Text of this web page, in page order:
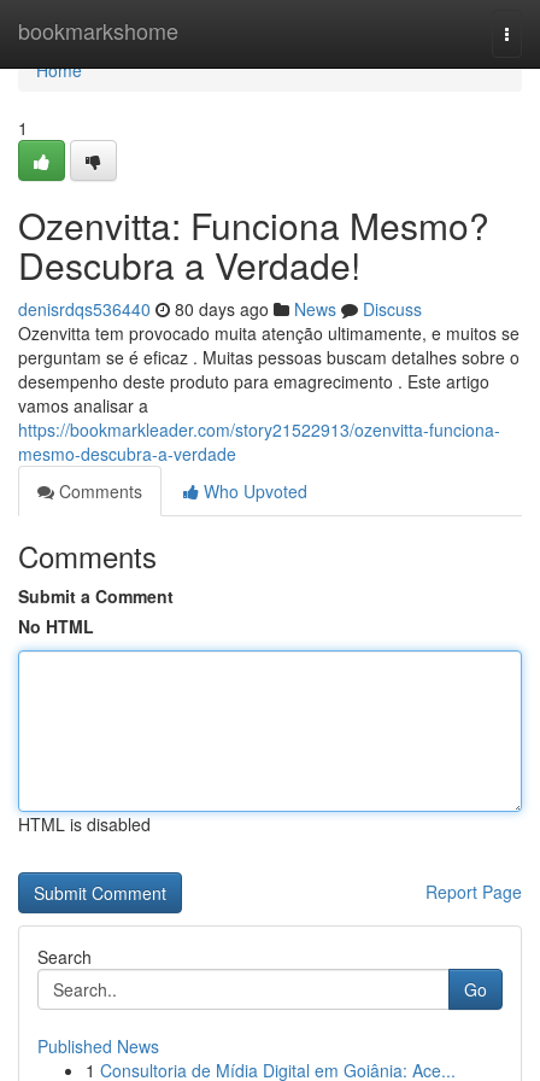
bookmarkshome
Home
Home
1
Ozenvitta: Funciona Mesmo?
Descubra a Verdade!
denisrdqs536440 80 days ago News
Discuss
Ozenvitta tem provocado muita atenção ultimamente, e muitos se
perguntam se é eficaz . Muitas pessoas buscam detalhes sobre o
desempenho deste produto para emagrecimento . Este artigo
vamos analisar a
https://bookmarkleader.com/story21522913/ozenvitta-funciona-
mesmo-descubra-a-verdade
Comments
Who Upvoted
Comments
Submit a Comment
No HTML
HTML is disabled
Report Page
Search
Go
Published News
1 Consultoria de Mídia Digital em Goiânia: Ace...